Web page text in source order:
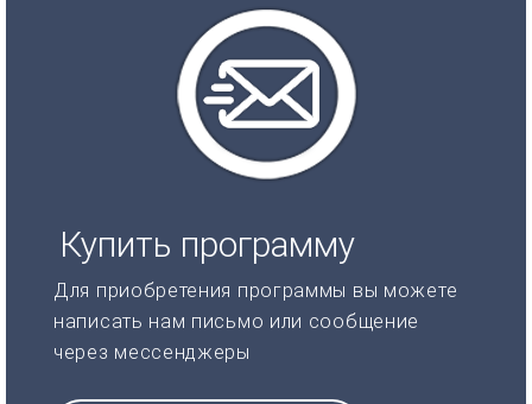
Купить программу
Для приобретения программы вы можете
написать нам письмо или сообщение
через мессенджеры